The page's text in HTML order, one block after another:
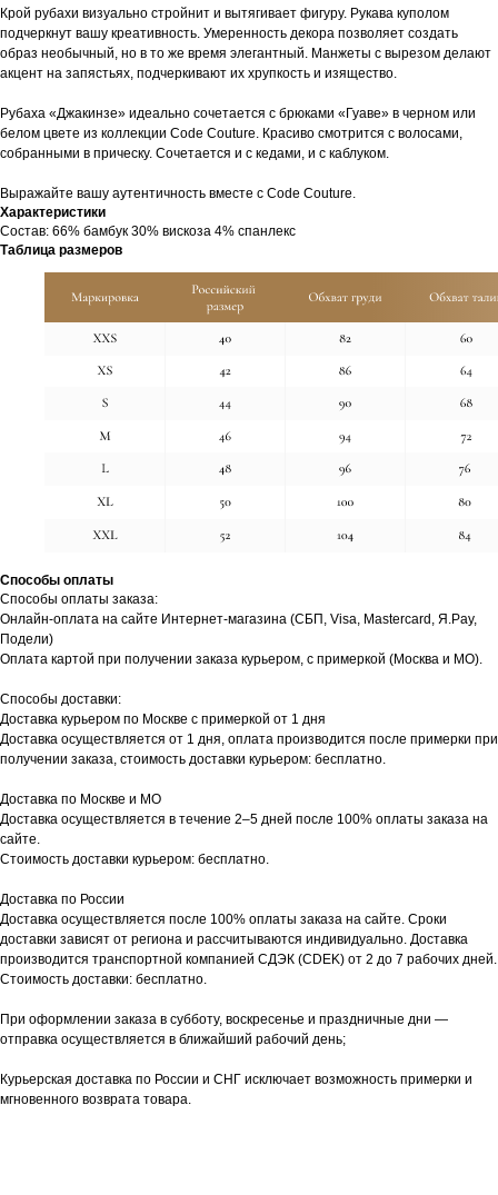
Крой рубахи визуально стройнит и вытягивает фигуру. Рукава куполом
подчеркнут вашу креативность. Умеренность декора позволяет создать
образ необычный, но в то же время элегантный. Манжеты с вырезом делают
акцент на запястьях, подчеркивают их хрупкость и изящество.
Рубаха «Джакинзе» идеально сочетается с брюками «Гуаве» в черном или
белом цвете из коллекции Code Couture. Красиво смотрится с волосами,
собранными в прическу. Сочетается и с кедами, и с каблуком.
Выражайте вашу аутентичность вместе с Code Couture.
Характеристики
Cостав: 66% бамбук 30% вискоза 4% спанлекс
Таблица размеров
Способы оплаты
Способы оплаты заказа:
Онлайн-оплата на сайте Интернет-магазина (СБП, Visa, Mastercard, Я.Pay,
Подели)
Оплата картой при получении заказа курьером, с примеркой (Москва и МО).
Способы доставки:
Доставка курьером по Москве с примеркой от 1 дня
Доставка осуществляется от 1 дня, оплата производится после примерки при
получении заказа, стоимость доставки курьером: бесплатно.
Доставка по Москве и МО
Доставка осуществляется в течение 2–5 дней после 100% оплаты заказа на
сайте.
Стоимость доставки курьером: бесплатно.
Доставка по России
Доставка осуществляется после 100% оплаты заказа на сайте. Сроки
доставки зависят от региона и рассчитываются индивидуально. Доставка
производится транспортной компанией СДЭК (CDEK) от 2 до 7 рабочих дней.
Стоимость доставки: бесплатно.
При оформлении заказа в субботу, воскресенье и праздничные дни —
отправка осуществляется в ближайший рабочий день;
Курьерская доставка по России и СНГ исключает возможность примерки и
мгновенного возврата товара.